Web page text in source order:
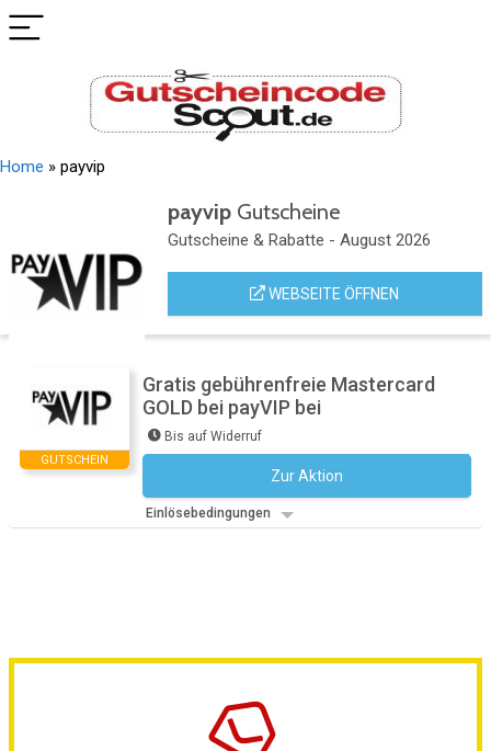
Home » payvip
payvipGutscheine
Gutscheine & Rabatte - August 2026
WEBSEITE ÖFFNEN
GUTSCHEIN
Gratis gebührenfreie Mastercard
GOLD bei payVIP bei
Bis auf Widerruf
Zur Aktion
Einlösebedingungen